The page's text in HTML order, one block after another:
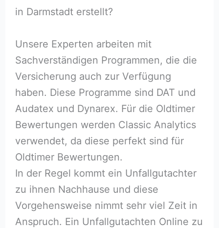
in Darmstadt erstellt?
Unsere Experten arbeiten mit
Sachverständigen Programmen, die die
Versicherung auch zur Verfügung
haben. Diese Programme sind DAT und
Audatex und Dynarex. Für die Oldtimer
Bewertungen werden Classic Analytics
verwendet, da diese perfekt sind für
Oldtimer Bewertungen.
In der Regel kommt ein Unfallgutachter
zu ihnen Nachhause und diese
Vorgehensweise nimmt sehr viel Zeit in
Anspruch. Ein Unfallgutachten Online zu